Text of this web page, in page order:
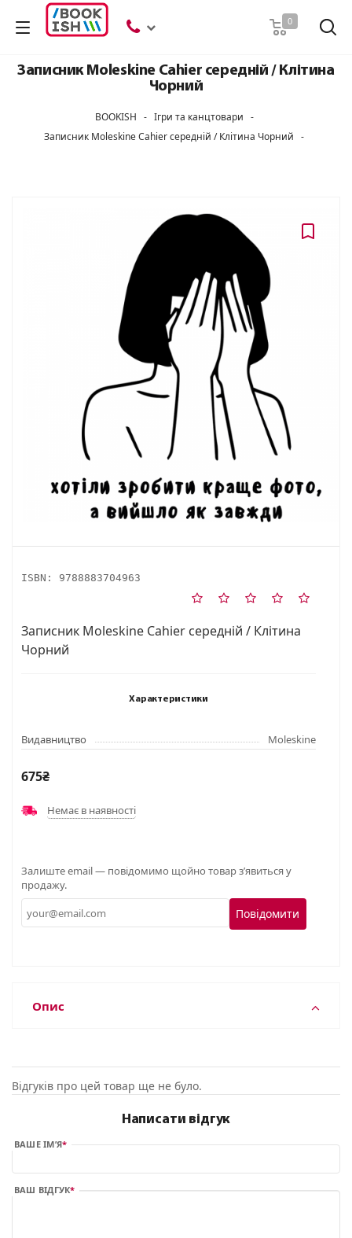
0
Записник Moleskine Cahier середній / Клітина
Чорний
BOOKISH - Ігри та канцтовари -
Записник Moleskine Cahier середній / Клітина Чорний -
ISBN: 9788883704963
Записник Moleskine Cahier середній / Клітина
Чорний
Характеристики
Видавництво Moleskine
675₴
Немає в наявності
Залиште email — повідомимо щойно товар з’явиться у
продажу.
Повідомити
Опис
Відгуків про цей товар ще не було.
Написати відгук
ВАШЕ ІМ’Я
ВАШ ВІДГУК